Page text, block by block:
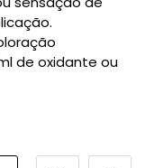
de oxidante ou